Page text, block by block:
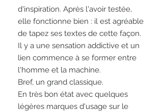
d'inspiration. Après l'avoir testée,
elle fonctionne bien : il est agréable
de tapez ses textes de cette façon.
Il y a une sensation addictive et un
lien commence à se former entre
l'homme et la machine.
Bref, un grand classique.
En très bon état avec quelques
légères marques d'usage sur le